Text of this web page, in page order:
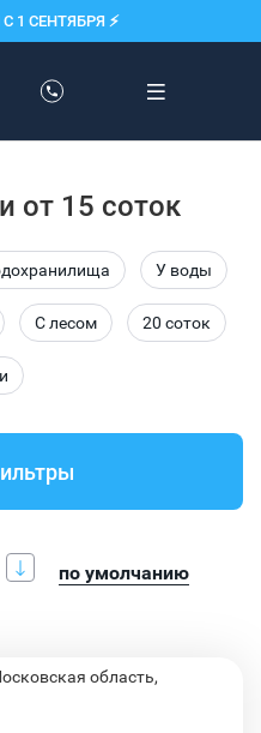
1 СЕНТЯБРЯ ⚡️
от 15 соток
У воды
С лесом 20 соток
по умолчанию